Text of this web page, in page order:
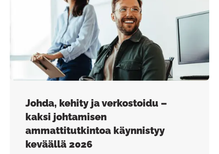
Johda, kehity ja verkostoidu –
kaksi johtamisen
ammattitutkintoa käynnistyy
keväällä 2026